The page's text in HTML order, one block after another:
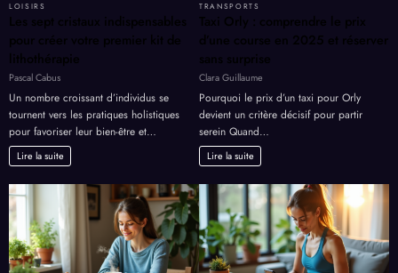
LOISIRS
Les sept cristaux indispensables
pour créer votre premier kit de
lithothérapie
Pascal Cabus
Un nombre croissant d’individus se
tournent vers les pratiques holistiques
pour favoriser leur bien-être et…
Lire la suite
TRANSPORTS
Taxi Orly : comprendre le prix
d’une course en 2025 et réserver
sans surprise
Clara Guillaume
Pourquoi le prix d’un taxi pour Orly
devient un critère décisif pour partir
serein Quand…
Lire la suite